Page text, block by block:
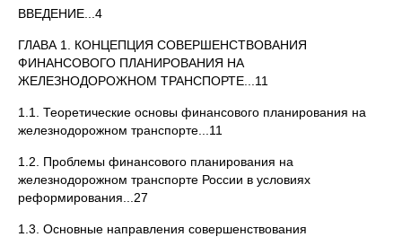
ВВЕДЕНИЕ...4
ГЛАВА 1. КОНЦЕПЦИЯ СОВЕРШЕНСТВОВАНИЯ
ФИНАНСОВОГО ПЛАНИРОВАНИЯ НА
ЖЕЛЕЗНОДОРОЖНОМ ТРАНСПОРТЕ...11
1.1. Теоретические основы финансового планирования на
железнодорожном транспорте...11
1.2. Проблемы финансового планирования на
железнодорожном транспорте России в условиях
реформирования...27
1.3. Основные направления совершенствования